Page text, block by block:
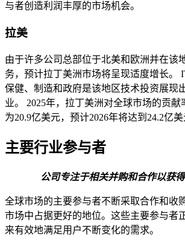
与者创造利润丰厚的市场机会。
拉美
由于许多公司总部位于北美和欧洲并在该
务，预计拉丁美洲市场将呈现适度增长。
保健、制造和政府​​是该地区技术投资展现
业。 2025年，拉丁美洲对全球市场的贡献
为20.9亿美元，预计2026年将达到24.2亿美
主要行业参与者
公司专注于相关并购和合作以获
全球市场的主要参与者不断采取合作和收
市场中占据更好的地位。这些主要参与者
来有效地满足用户不断变化的需求。